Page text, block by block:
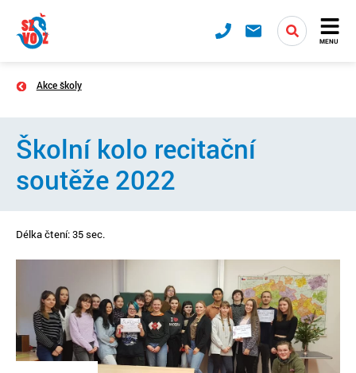
MENU
Akce školy
Školní kolo recitační
soutěže 2022
Délka čtení: 35 sec.